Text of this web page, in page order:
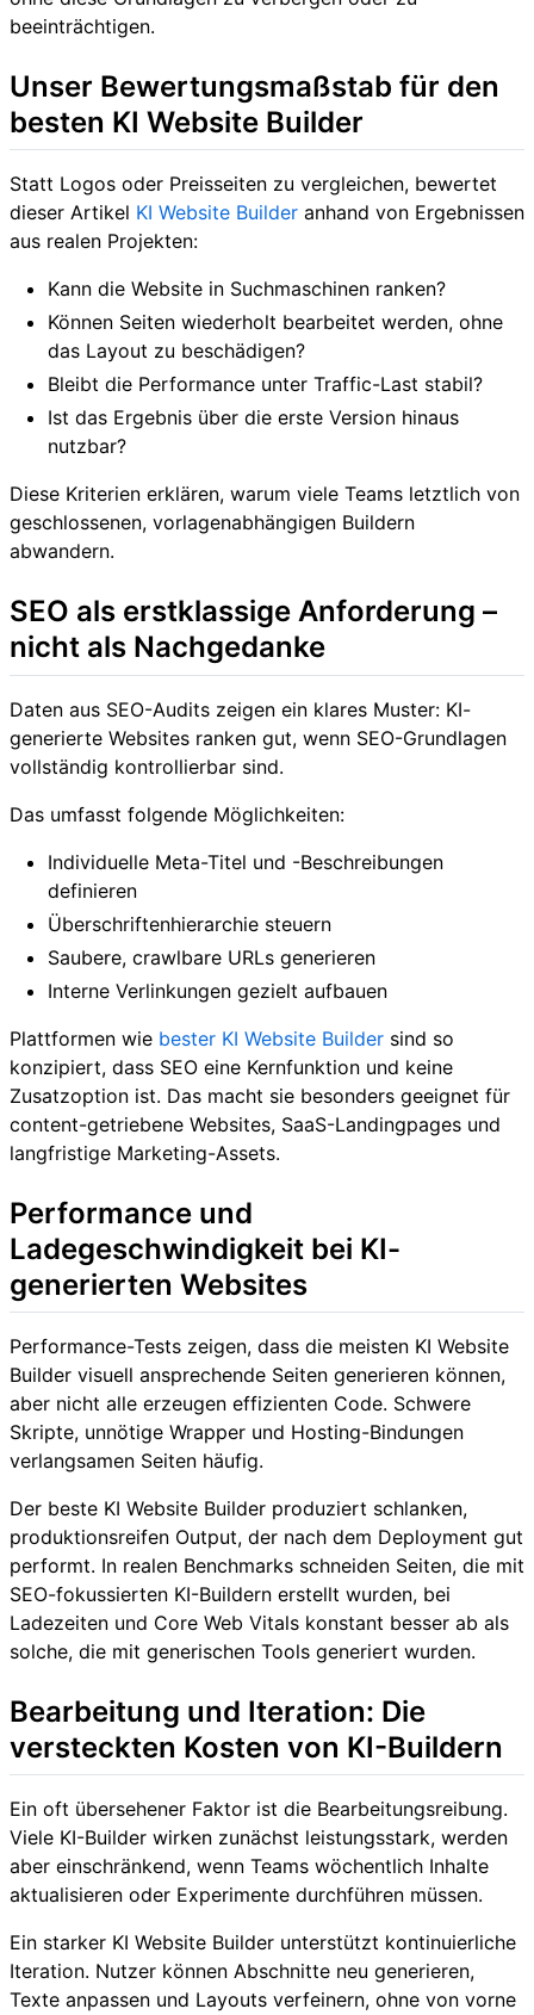
beeinträchtigen.
Unser Bewertungsmaßstab für den
besten KI Website Builder
Statt Logos oder Preisseiten zu vergleichen, bewertet
dieser Artikel KI Website Builder anhand von Ergebnissen
aus realen Projekten:
Kann die Website in Suchmaschinen ranken?
Können Seiten wiederholt bearbeitet werden, ohne
das Layout zu beschädigen?
Bleibt die Performance unter Traffic-Last stabil?
Ist das Ergebnis über die erste Version hinaus
nutzbar?
Diese Kriterien erklären, warum viele Teams letztlich von
geschlossenen, vorlagenabhängigen Buildern
abwandern.
SEO als erstklassige Anforderung –
nicht als Nachgedanke
Daten aus SEO-Audits zeigen ein klares Muster: KI-
generierte Websites ranken gut, wenn SEO-Grundlagen
vollständig kontrollierbar sind.
Das umfasst folgende Möglichkeiten:
Individuelle Meta-Titel und -Beschreibungen
definieren
Überschriftenhierarchie steuern
Saubere, crawlbare URLs generieren
Interne Verlinkungen gezielt aufbauen
Plattformen wie bester KI Website Builder sind so
konzipiert, dass SEO eine Kernfunktion und keine
Zusatzoption ist. Das macht sie besonders geeignet für
content-getriebene Websites, SaaS-Landingpages und
langfristige Marketing-Assets.
Performance und
Ladegeschwindigkeit bei KI-
generierten Websites
Performance-Tests zeigen, dass die meisten KI Website
Builder visuell ansprechende Seiten generieren können,
aber nicht alle erzeugen effizienten Code. Schwere
Skripte, unnötige Wrapper und Hosting-Bindungen
verlangsamen Seiten häufig.
Der beste KI Website Builder produziert schlanken,
produktionsreifen Output, der nach dem Deployment gut
performt. In realen Benchmarks schneiden Seiten, die mit
SEO-fokussierten KI-Buildern erstellt wurden, bei
Ladezeiten und Core Web Vitals konstant besser ab als
solche, die mit generischen Tools generiert wurden.
Bearbeitung und Iteration: Die
versteckten Kosten von KI-Buildern
Ein oft übersehener Faktor ist die Bearbeitungsreibung.
Viele KI-Builder wirken zunächst leistungsstark, werden
aber einschränkend, wenn Teams wöchentlich Inhalte
aktualisieren oder Experimente durchführen müssen.
Ein starker KI Website Builder unterstützt kontinuierliche
Iteration. Nutzer können Abschnitte neu generieren,
Texte anpassen und Layouts verfeinern, ohne von vorne